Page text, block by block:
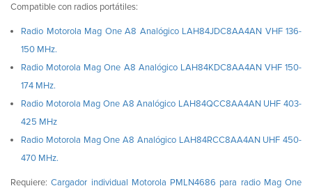
Compatible con radios portátiles:
Radio Motorola Mag One A8 Analógico LAH84JDC8AA4AN VHF 136-
150 MHz.
Radio Motorola Mag One A8 Analógico LAH84KDC8AA4AN VHF 150-
174 MHz.
Radio Motorola Mag One A8 Analógico LAH84QCC8AA4AN UHF 403-
425 MHz
Radio Motorola Mag One A8 Analógico LAH84RCC8AA4AN UHF 450-
470 MHz.
Requiere:Cargador individual Motorola PMLN4686 para radio Mag One